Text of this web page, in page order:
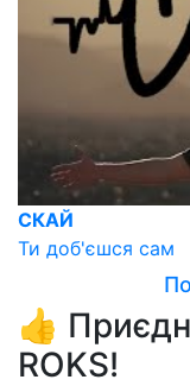
СКАЙ
Ти доб'єшся сам
👍
ROKS!